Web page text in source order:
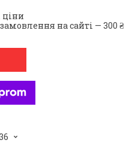
ціни
на сайті — 300 ₴